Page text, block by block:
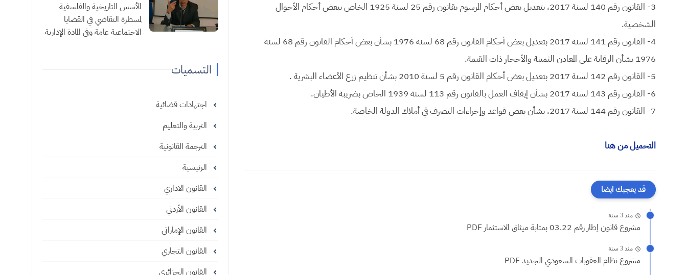
3- القانون رقم 140 لسنة 2017، بتعديل بعض أحكام المرسوم بقانون رقم 25 لسنة 1925 الخاص ببعض أحكام الأحوال
الشخصية.
4- القانون رقم 141 لسنة 2017 بتعديل بعض أحكام القانون رقم 68 لسنة 1976 بشأن بعض أحكام القانون رقم 68 لسنة
1976 بشأن الرقابة على المعادن الثمينة والأحجار ذات القيمة.
5- القانون رقم 142 لسنة 2017 بتعديل بعض أحكام القانون رقم 5 لسنة 2010 بشأن تنظيم زرع الأعضاء البشرية .
6- القانون رقم 143 لسنة 2017 بشأن إيقاف العمل بالقانون رقم 113 لسنة 1939 الخاص بضريبة الأطيان.
7- القانون رقم 144 لسنة 2017، بشأن بعض قواعد وإجراءات التصرف في أملاك الدولة الخاصة.
التحميل من هنا
قد يعجبك ايضا
منذ 3 سنة
مشروع قانون إطار رقم 03.22 بمثابة ميثاق الاستثمار PDF
منذ 3 سنة
مشروع نظام العقوبات السعودي الجديد PDF
الأسس التاريخية والفلسفية
لمسطرة التقاضي في القضايا
الاجتماعية عامة وفي المادة الإدارية
التسميات
اجتهادات قضائية
التربية والتعليم
الترجمة القانونية
الرئيسية
القانون الاداري
القانون الأردني
القانون الإماراتي
القانون التجاري
القانون الجزائري